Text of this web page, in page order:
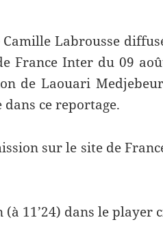
Labrousse
France Inter du 09
de Laouari
ce reportage.
sur le site de
11’24) dans le player